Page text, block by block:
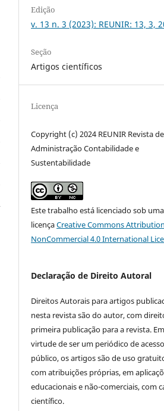
Edição
v. 13 n. 3 (2023): REUNIR: 13, 3,
Seção
Artigos científicos
Licença
Copyright (c) 2024 REUNIR Revista de
Administração Contabilidade e
Sustentabilidade
Este trabalho está licenciado sob uma
licençaCreative Commons
NonCommercial 4.0 International
Declaração de Direito Autoral
Direitos Autorais para artigos
nesta revista são do autor, com
primeira publicação para a revista. Em
virtude de ser um periódico de acesso
público, os artigos são de uso
com atribuições próprias, em
educacionais e não-comerciais, com
científico.